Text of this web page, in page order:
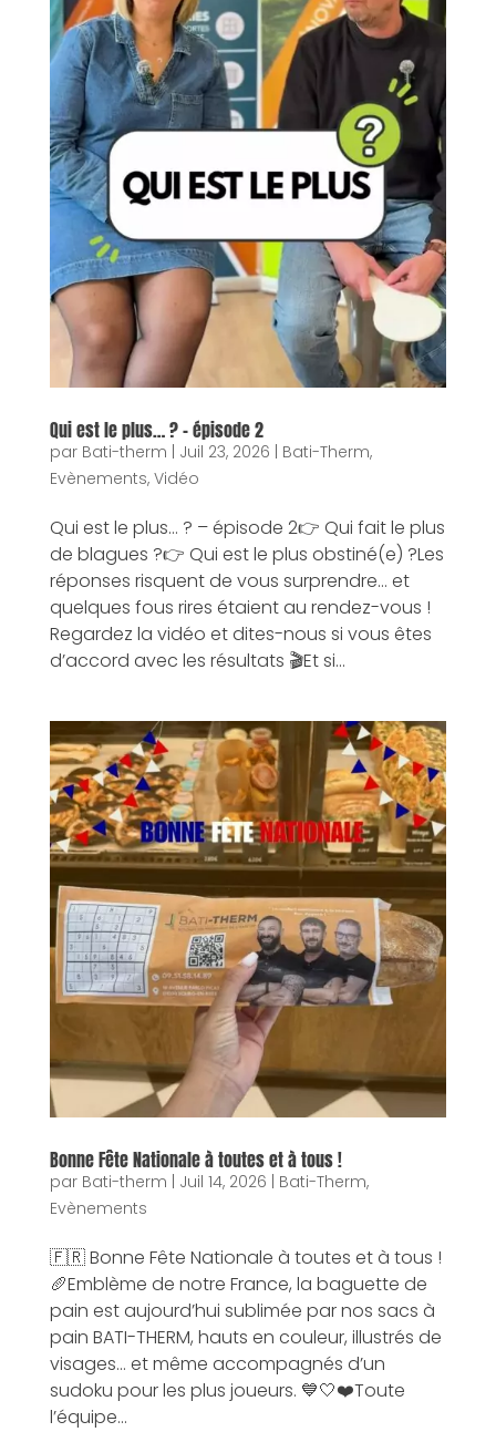
Qui est le plus… ? – épisode 2
par Bati-therm | Juil 23, 2026 | Bati-Therm,
Evènements, Vidéo
Qui est le plus… ? – épisode 2👉 Qui fait le plus
de blagues ?👉 Qui est le plus obstiné(e) ?Les
réponses risquent de vous surprendre… et
quelques fous rires étaient au rendez-vous !
Regardez la vidéo et dites-nous si vous êtes
d’accord avec les résultats 🎬Et si...
Bonne Fête Nationale à toutes et à tous !
par Bati-therm Juil 14, 2026 Bati-Therm,
Evènements
🇫🇷 Bonne Fête Nationale à toutes et à tous !
🥖Emblème de notre France, la baguette de
pain est aujourd’hui sublimée par nos sacs à
pain BATI-THERM, hauts en couleur, illustrés de
visages… et même accompagnés d’un
sudoku pour les plus joueurs. 💙🤍❤️Toute
l’équipe...